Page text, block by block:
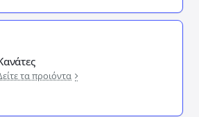
τα προιόντα